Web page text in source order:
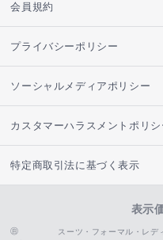
会員規約
プライバシーポリシー
ソーシャルメディアポリシー
カスタマーハラスメントポリシ
特定商取引法に基づく表示
表示
スーツ・フォーマル・レ